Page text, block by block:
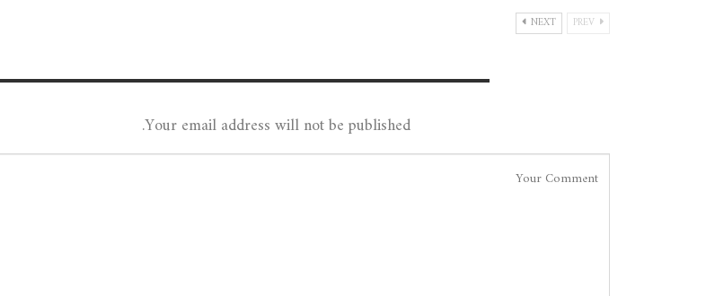
NEXT
Your email address will not be published.